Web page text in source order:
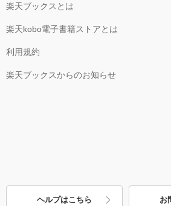
楽天ブックスとは
楽天kobo電子書籍ストアとは
利用規約
楽天ブックスからのお知らせ
ヘルプはこちら お